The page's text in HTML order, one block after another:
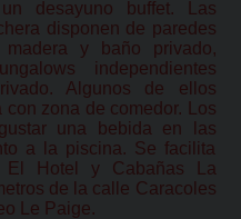
desayuno buffet. Las
disponen de paredes
y baño privado,
independientes
Algunos de ellos
zona de comedor. Los
una bebida en las
a la piscina. Se facilita
El Hotel y Cabañas La
de la calle Caracoles
Le Paige.